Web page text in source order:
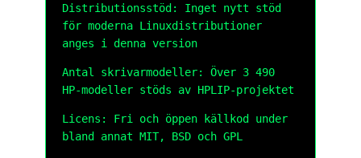
Distributionsstöd: Inget nytt stöd
för moderna Linuxdistributioner
anges i denna version
Antal skrivarmodeller: Över 3 490
HP-modeller stöds av HPLIP-projektet
Licens: Fri och öppen källkod under
bland annat MIT, BSD och GPL